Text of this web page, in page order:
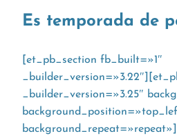
Es temporada de
[et_pb_section fb_built=»1″
_builder_version=»3.25″